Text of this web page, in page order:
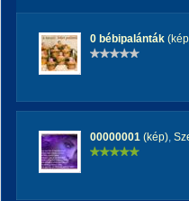
0 bébipalánták
00000001 (kép),